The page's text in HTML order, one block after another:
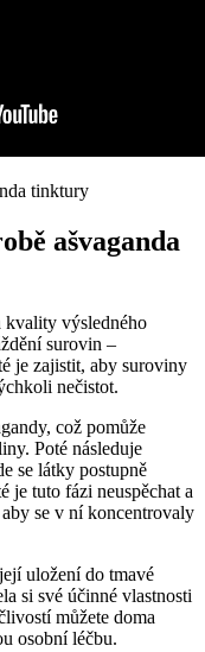
ašvaganda
kvality výsledného
surovin –
je zajistit, aby suroviny
nečistot.
což pomůže
Poté následuje
se látky postupně
je tuto fázi neuspěchat a
se v ní koncentrovaly
uložení do tmavé
si své účinné vlastnosti
můžete doma
osobní léčbu.